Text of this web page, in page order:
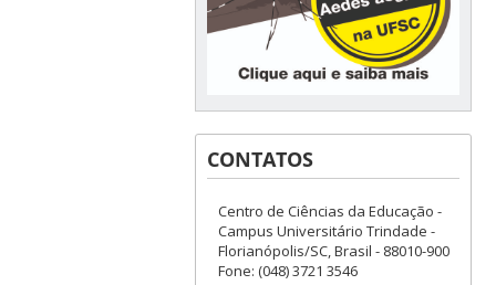
CONTATOS
Centro de Ciências da Educação -
Campus Universitário Trindade -
Florianópolis/SC, Brasil - 88010-900
Fone: (048) 3721 3546